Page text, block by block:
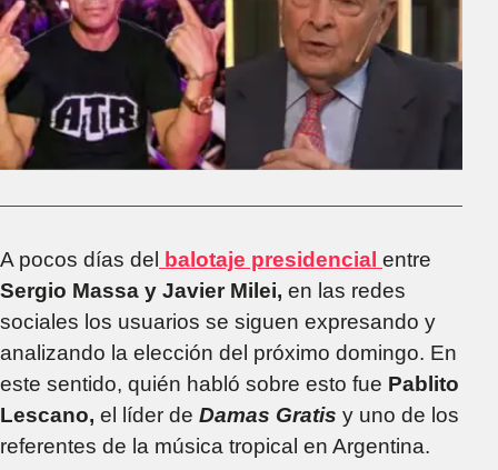
A pocos días del balotaje presidencial entre
Sergio Massa y Javier Milei, en las redes
sociales los usuarios se siguen expresando y
analizando la elección del próximo domingo. En
este sentido, quién habló sobre esto fue Pablito
Lescano, el líder de Damas Gratis y uno de los
referentes de la música tropical en Argentina.